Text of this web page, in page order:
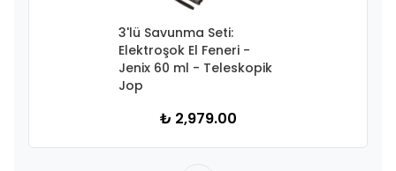
3'lü Savunma Seti:
Elektroşok El Feneri -
Jenix 60 ml - Teleskopik
Jop
₺ 2,979.00